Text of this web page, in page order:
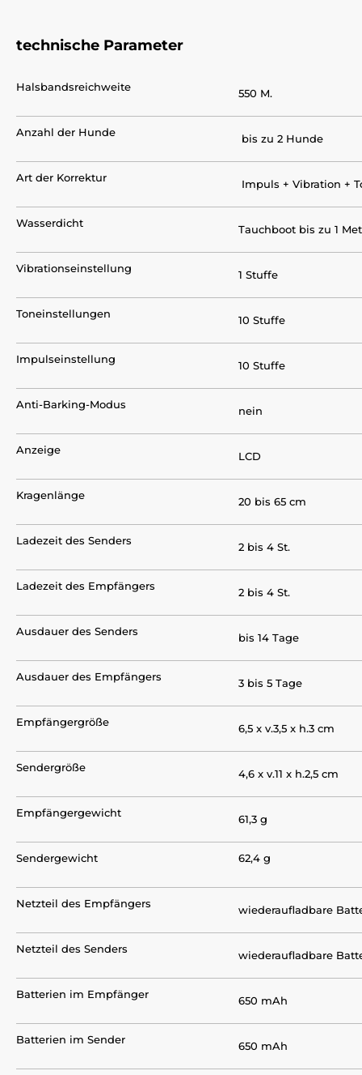
technische Parameter
Halsbandsreichweite 550 M.
Anzahl der Hunde bis zu 2 Hunde
Art der Korrektur Impuls + Vibration +
Wasserdicht Tauchboot bis zu 1
Vibrationseinstellung 1 Stuffe
Toneinstellungen 10 Stuffe
Impulseinstellung 10 Stuffe
Anti-Barking-Modus nein
Anzeige LCD
Kragenlänge 20 bis 65 cm
Ladezeit des Senders 2 bis 4 St.
Ladezeit des Empfängers 2 bis 4 St.
Ausdauer des Senders bis 14 Tage
Ausdauer des Empfängers 3 bis 5 Tage
Empfängergröße 6,5 x v.3,5 x h.3 cm
Sendergröße 4,6 x v.11 x h.2,5 cm
Empfängergewicht 61,3 g
Sendergewicht 62,4 g
Netzteil des Empfängers wiederaufladbare
Netzteil des Senders wiederaufladbare
Batterien im Empfänger 650 mAh
Batterien im Sender 650 mAh